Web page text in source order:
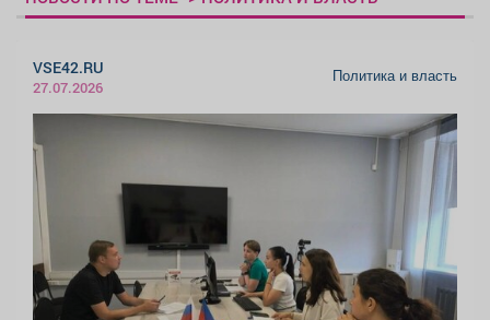
VSE42.RU
27.07.2026
Политика и власть